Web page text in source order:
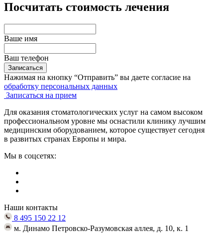
Посчитать стоимость лечения
Ваше имя
Ваш телефон
Записаться
Нажимая на кнопку “Отправить” вы даете согласие на
обработку персональных данных
Записаться на прием
Для оказания стоматологических услуг на самом высоком
профессиональном уровне мы оснастили клинику лучшим
медицинским оборудованием, которое существует сегодня
в развитых странах Европы и мира.
Мы в соцсетях:
Наши контакты
8 495 150 22 12
м. Динамо Петровско-Разумовская аллея, д. 10, к. 1